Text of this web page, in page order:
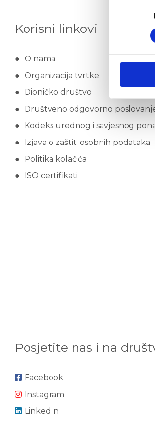
Korisni linkovi
O nama
Organizacija tvrtke
Dioničko društvo
Društveno odgovorno
Kodeks urednog i savjesnog
Izjava o zaštiti osobnih podataka
Politika kolačića
ISO certifikati
Posjetite nas i na
Facebook
Instagram
LinkedIn